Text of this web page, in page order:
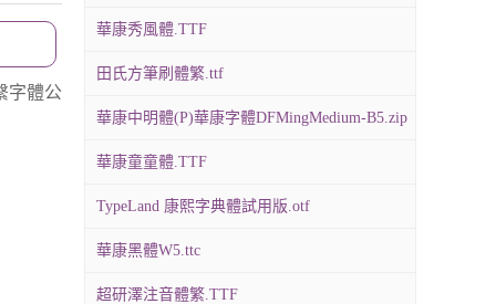
字體公
華康秀風體.TTF
田氏方筆刷體繁.ttf
華康中明體(P)華康字體DFMingMedium-B5.zip
華康童童體.TTF
TypeLand 康熙字典體試用版.otf
華康黑體W5.ttc
超研澤注音體繁.TTF